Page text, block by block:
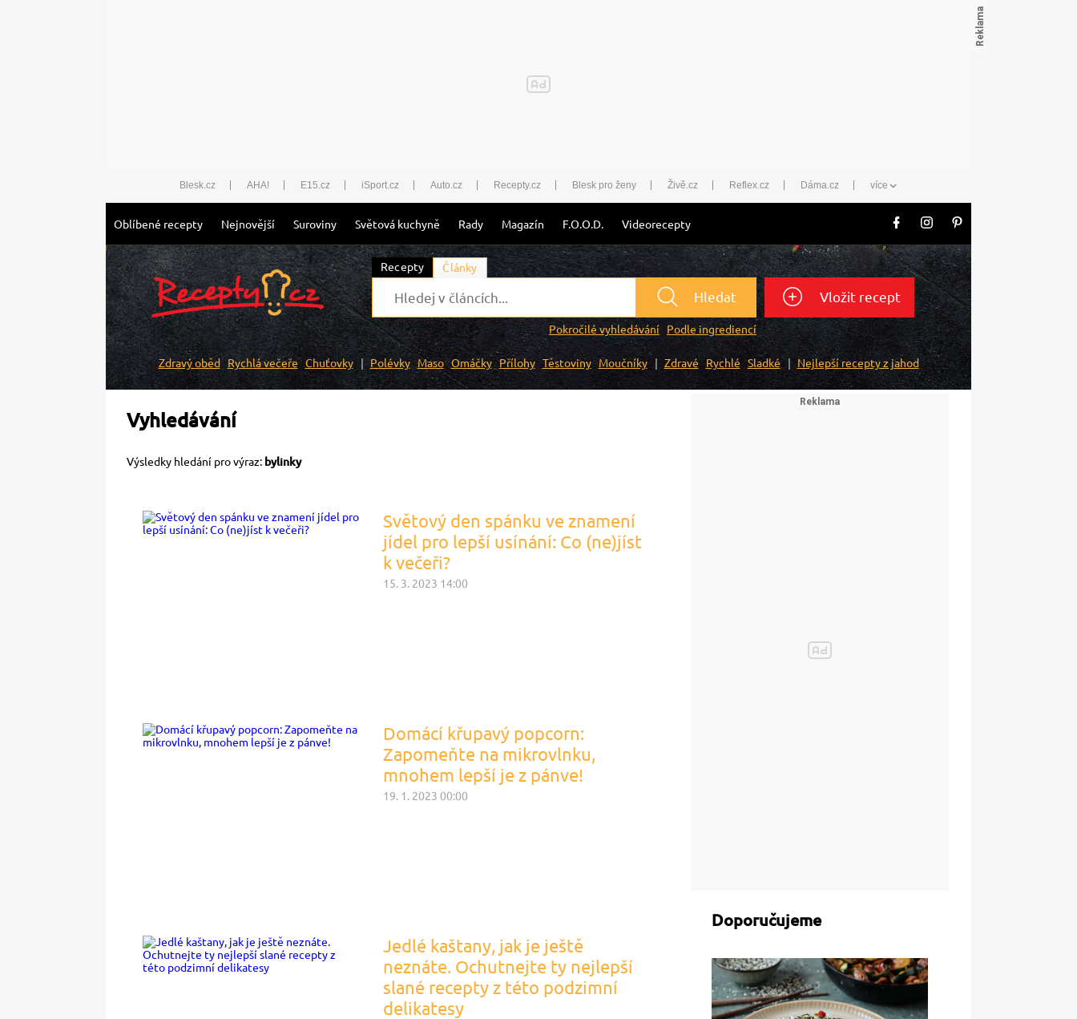
Blesk.cz AHA! E15.cz iSport.cz Auto.cz Recepty.cz Blesk pro ženy Živě.cz Reflex.cz Dáma.cz více
Oblíbené recepty Nejnovější Suroviny Světová kuchyně Rady Magazín F.O.O.D. Videorecepty
Recepty Články
Hledat
Pokročilé vyhledávání Podle ingrediencí
Vložit recept
Zdravý oběd Rychlá večeře Chuťovky Polévky Maso Omáčky Přílohy Těstoviny Moučníky Zdravé Rychlé Sladké Nejlepší recepty z jahod
Vyhledávání
Výsledky hledání pro výraz: bylinky
Světový den spánku ve znamení
jídel pro lepší usínání: Co (ne)jíst
k večeři?
15. 3. 2023 14:00
Domácí křupavý popcorn:
Zapomeňte na mikrovlnku,
mnohem lepší je z pánve!
19. 1. 2023 00:00
Jedlé kaštany, jak je ještě
neznáte. Ochutnejte ty nejlepší
slané recepty z této podzimní
delikatesy
Doporučujeme